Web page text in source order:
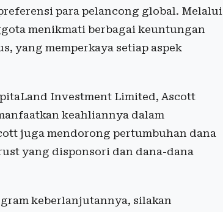
para pelancong global. Melalui
menikmati berbagai keuntungan
yang memperkaya setiap aspek
Investment Limited, Ascott
keahliannya dalam
juga mendorong pertumbuhan dana
yang disponsori dan dana-dana
keberlanjutannya, silakan